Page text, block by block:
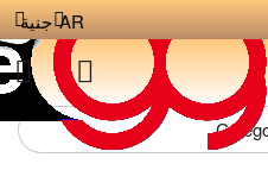
جنية AR